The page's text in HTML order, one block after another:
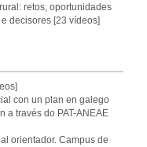
retos, oportunidades
decisores [23 vídeos]
con un plan en galego
a través do PAT-ANEAE
orientador. Campus de